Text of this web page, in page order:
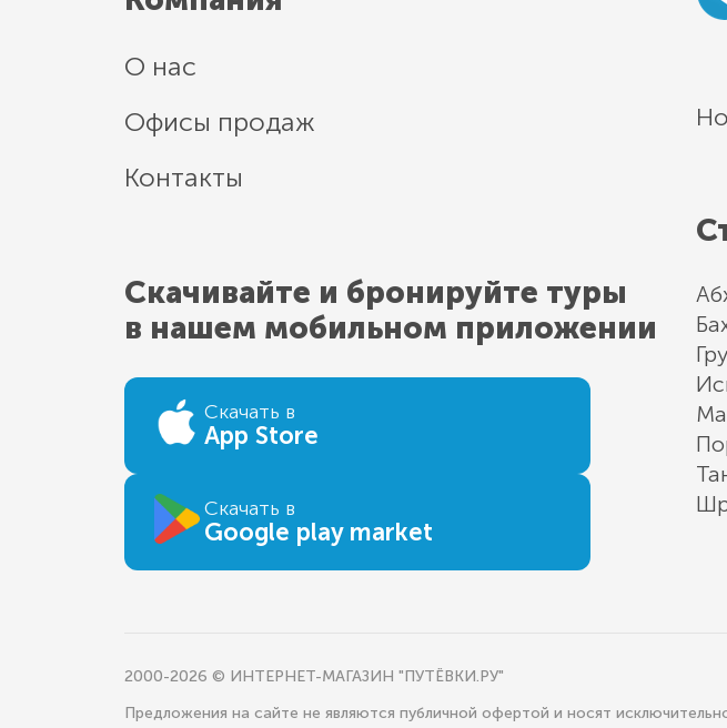
О нас
Офисы продаж
Контакты
Скачивайте и бронируйте туры
в нашем мобильном приложении
Скачать в
App Store
Скачать в
Google play market
2000-2026 © ИНТЕРНЕТ-МАГАЗИН "ПУТЁВКИ.РУ"
Предложения на сайте не являются публичной офертой и носят